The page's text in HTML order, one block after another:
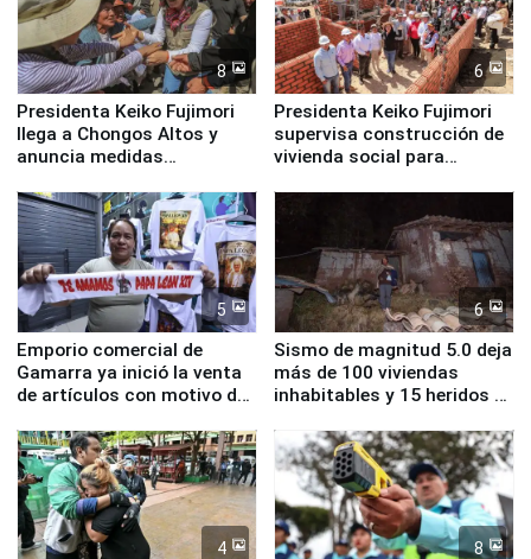
8
Presidenta Keiko Fujimori
llega a Chongos Altos y
anuncia medidas
educación, salud y empleo
6
Presidenta Keiko Fujimori
supervisa construcción de
vivienda social para
5
Emporio comercial de
Gamarra ya inició la venta
de artículos con motivo de
6
Sismo de magnitud 5.0 deja
más de 100 viviendas
inhabitables y 15 heridos en
4 8